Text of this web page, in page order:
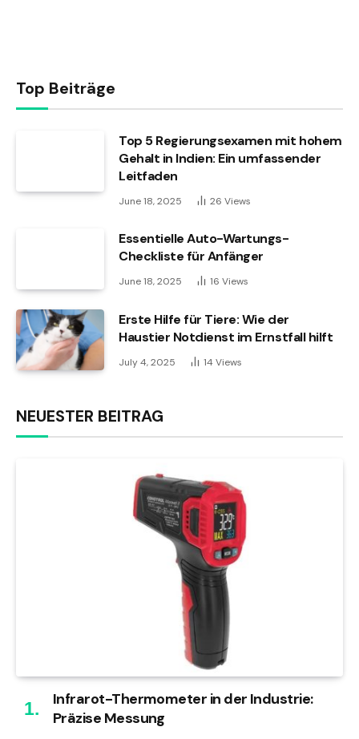
Top Beiträge
Top 5 Regierungsexamen mit hohem
Gehalt in Indien: Ein umfassender
Leitfaden
June 18, 2025 26 Views
Essentielle Auto-Wartungs-
Checkliste für Anfänger
June 18, 2025 16 Views
Erste Hilfe für Tiere: Wie der
Haustier Notdienst im Ernstfall hilft
July 4, 2025 14 Views
NEUESTER BEITRAG
Infrarot-Thermometer in der Industrie:
Präzise Messung